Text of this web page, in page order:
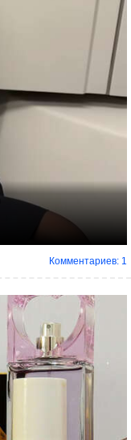
Комментариев: 1